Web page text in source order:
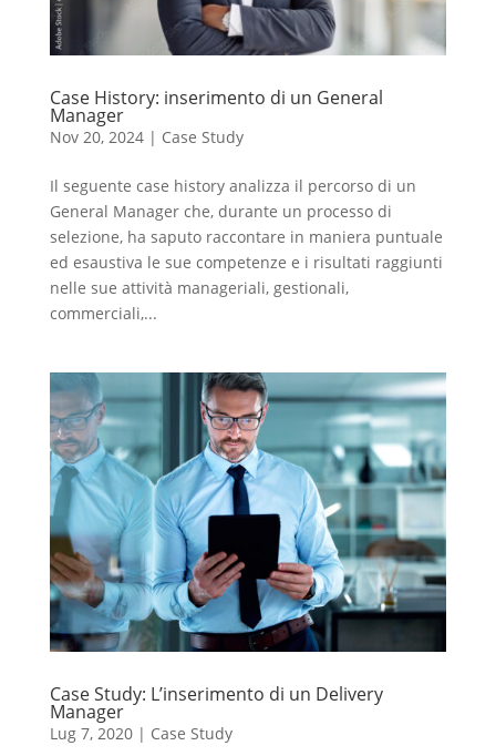
Case History: inserimento di un General
Manager
Nov 20, 2024| Case Study
Il seguente case history analizza il percorso di un
General Manager che, durante un processo di
selezione, ha saputo raccontare in maniera puntuale
ed esaustiva le sue competenze e i risultati raggiunti
nelle sue attività manageriali, gestionali,
commerciali,...
Case Study: L’inserimento di un Delivery
Manager
Lug 7, 2020| Case Study